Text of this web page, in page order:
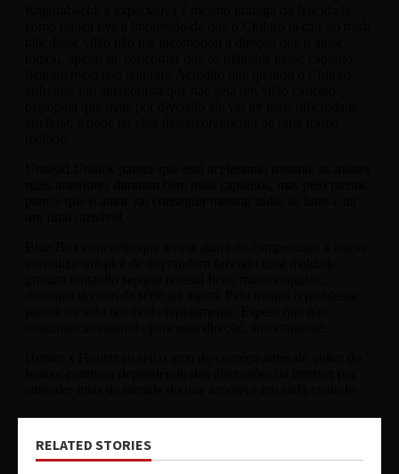
RELATED STORIES